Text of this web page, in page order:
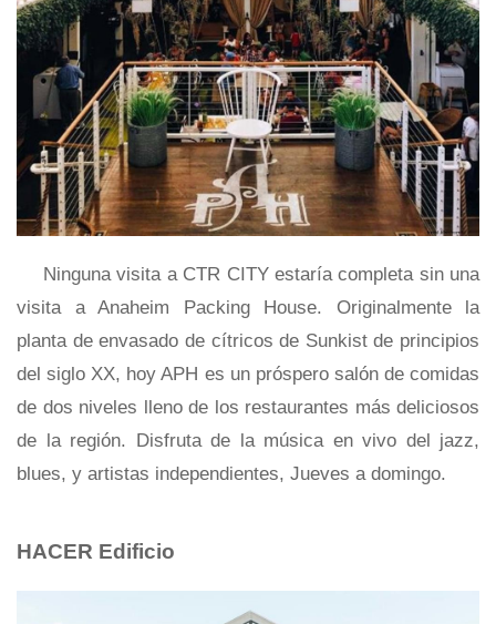
Ninguna visita a CTR CITY estaría completa sin una
visita a Anaheim Packing House. Originalmente la
planta de envasado de cítricos de Sunkist de principios
del siglo XX, hoy APH es un próspero salón de comidas
de dos niveles lleno de los restaurantes más deliciosos
de la región. Disfruta de la música en vivo del jazz,
blues, y artistas independientes, Jueves a domingo.
HACER Edificio